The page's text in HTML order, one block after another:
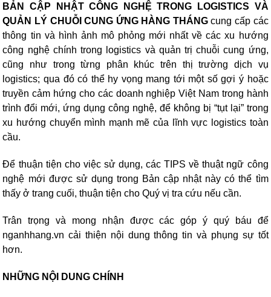
BẢN CẬP NHẬT CÔNG NGHỆ TRONG LOGISTICS VÀ
QUẢN LÝ CHUỖI CUNG ỨNG HÀNG THÁNGcung cấp các
thông tin và hình ảnh mô phỏng mới nhất về các xu hướng
công nghệ chính trong logistics và quản trị chuỗi cung ứng,
cũng như trong từng phân khúc trên thị trường dịch vụ
logistics; qua đó có thể hy vọng mang tới một số gợi ý hoặc
truyền cảm hứng cho các doanh nghiệp Việt Nam trong hành
trình đổi mới, ứng dụng công nghệ, để không bị “tụt lại” trong
xu hướng chuyển mình mạnh mẽ của lĩnh vực logistics toàn
cầu.
Để thuận tiện cho việc sử dụng, các TIPS về thuật ngữ công
nghệ mới được sử dụng trong Bản cập nhật này có thể tìm
thấy ở trang cuối, thuận tiện cho Quý vị tra cứu nếu cần.
Trân trọng và mong nhận được các góp ý quý báu để
nganhhang.vn cải thiện nội dung thông tin và phụng sự tốt
hơn.
NHỮNG NỘI DUNG CHÍNH